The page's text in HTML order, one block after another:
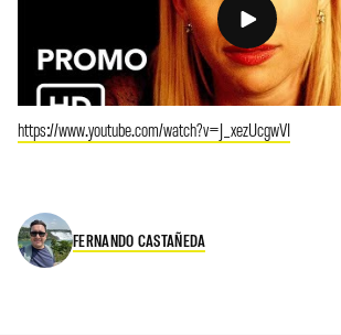
https://www.youtube.com/watch?v=J_xezUcgwVI
FERNANDO CASTAÑEDA